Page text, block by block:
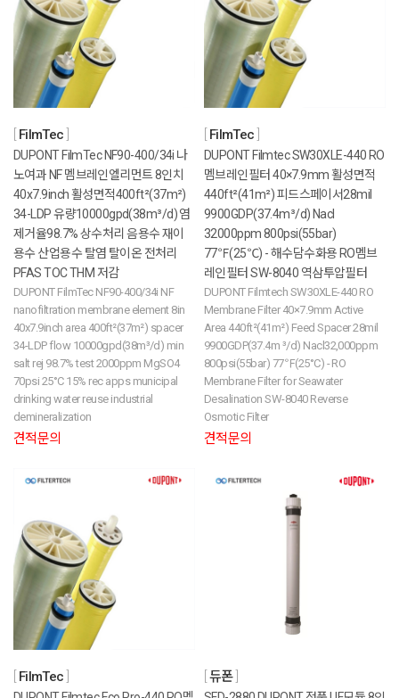
FilmTec
DUPONT FilmTec NF90-400/34i 나
노여과 NF 멤브레인엘리먼트 8인치
40x7.9inch 활성면적400ft²(37m²)
34-LDP 유량10000gpd(38m³/d) 염
제거율98.7% 상수처리 음용수 재이
용수 산업용수 탈염 탈이온 전처리
PFAS TOC THM 저감
DUPONT FilmTec NF90-400/34i NF
nanofiltration membrane element 8in
40x7.9inch area 400ft²(37m²) spacer
34-LDP flow 10000gpd(38m³/d) min
salt rej 98.7% test 2000ppm MgSO4
70psi 25°C 15% rec apps municipal
drinking water reuse industrial
demineralization
견적문의
FilmTec
DUPONT Filmtec SW30XLE-440 RO
멤브레인필터 40×7.9mm 활성면적
440ft²(41m²) 피드스페이서28mil
9900GDP(37.4m³/d) Nacl
32000ppm 800psi(55bar)
77℉(25℃) - 해수담수화용 RO멤브
레인필터 SW-8040 역삼투압필터
DUPONT Filmtech SW30XLE-440 RO
Membrane Filter 40×7.9mm Active
Area 440ft²(41m²) Feed Spacer 28mil
9900GDP(37.4m ³/d) Nacl32,000ppm
800psi(55bar) 77℉(25°C) - RO
Membrane Filter for Seawater
Desalination SW-8040 Reverse
Osmotic Filter
견적문의
FilmTec 듀폰